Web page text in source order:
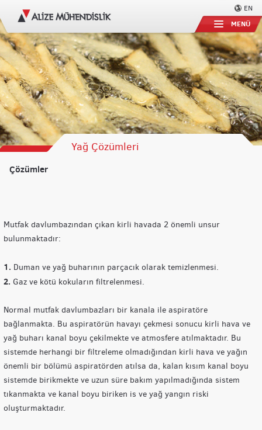
EN
MENÜ
Yağ Çözümleri
Çözümler
Mutfak davlumbazından çıkan kirli havada 2 önemli unsur
bulunmaktadır:
1. Duman ve yağ buharının parçacık olarak temizlenmesi.
2. Gaz ve kötü kokuların filtrelenmesi.
Normal mutfak davlumbazları bir kanala ile aspiratöre
bağlanmakta. Bu aspiratörün havayı çekmesi sonucu kirli hava ve
yağ buharı kanal boyu çekilmekte ve atmosfere atılmaktadır. Bu
sistemde herhangi bir filtreleme olmadığından kirli hava ve yağın
önemli bir bölümü aspiratörden atılsa da, kalan kısım kanal boyu
sistemde birikmekte ve uzun süre bakım yapılmadığında sistem
tıkanmakta ve kanal boyu biriken is ve yağ yangın riski
oluşturmaktadır.